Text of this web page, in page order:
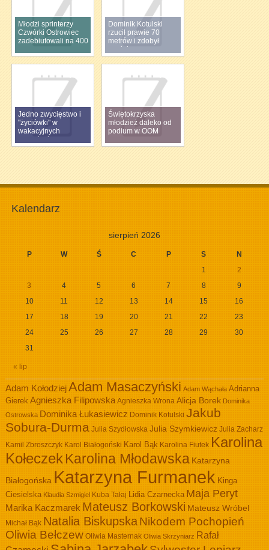
Młodzi sprinterzy
Czwórki Ostrowiec
zadebiutowali na 400
Dominik Kotulski
rzucił prawie 70
metrów i zdobył
medal
Jedno zwycięstwo i
"życiówki" w
wakacyjnych
zawodach
Świętokrzyska
młodzież daleko od
podium w OOM
Kalendarz
sierpień 2026
P W Ś C P S N
« lip
1
2
3
4 5 6 7 8
9
10
11 12 13 14 15
16
17
18 19 20 21 22
23
24
25 26 27 28 29
30
31
Adam KołodziejAdam Masaczyński Adam Wąchała Adrianna
Gierek Agnieszka Filipowska Agnieszka Wrona Alicja Borek Dominika
Ostrowska Dominika Łukasiewicz Dominik Kotulski Jakub
Sobura-Durma Julia Szydłowska Julia Szymkiewicz Julia Zacharz
Kamil Zbroszczyk Karol Białogoński Karol Bąk Karolina Fiutek Karolina
KołeczekKarolina Młodawska Katarzyna
Białogońska Katarzyna Furmanek Kinga
Ciesielska Klaudia Szmigiel Kuba Tałaj Lidia Czarnecka Maja Peryt
Marika Kaczmarek Mateusz Borkowski Mateusz Wróbel
Michał Bąk Natalia BiskupskaNikodem Pochopień
Oliwia Bełczew Oliwia Masternak Oliwia Skrzyniarz Rafał